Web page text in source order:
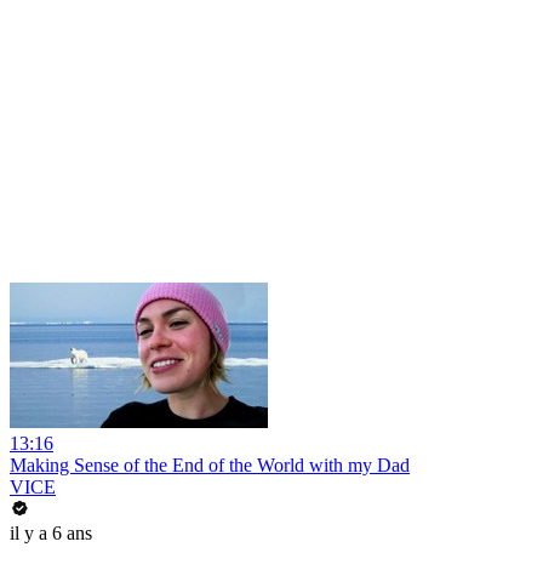
13:16
Making Sense of the End of the World with my Dad
VICE
il y a 6 ans